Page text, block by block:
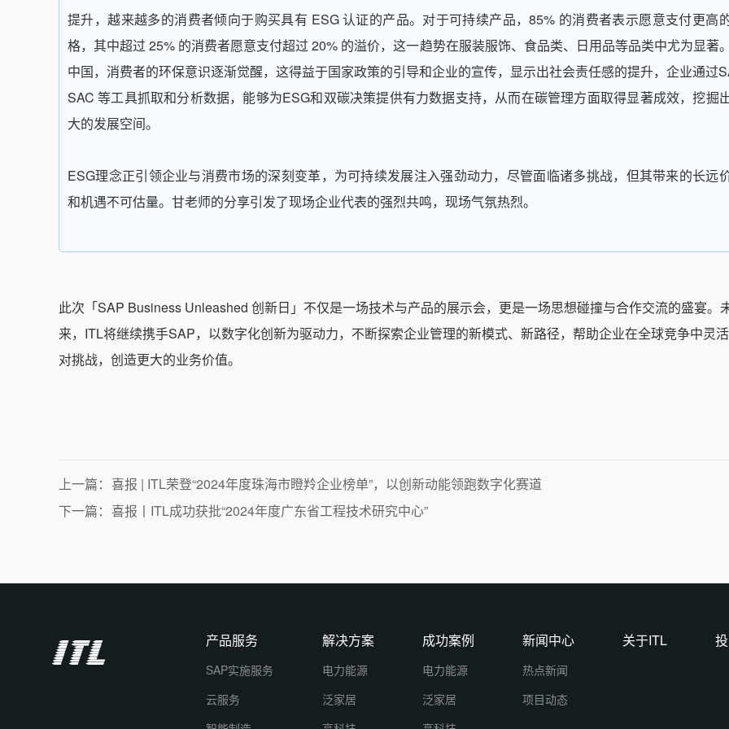
提升，越来越多的消费者倾向于购买具有 ESG 认证的产品。对于可持续产品，85% 的消费者表示愿意支付更高
格，其中超过 25% 的消费者愿意支付超过 20% 的溢价，这一趋势在服装服饰、食品类、日用品等品类中尤为显著
中国，消费者的环保意识逐渐觉醒，这得益于国家政策的引导和企业的宣传，显示出社会责任感的提升，企业通过
SAC 等工具抓取和分析数据，能够为ESG和双碳决策提供有力数据支持，从而在碳管理方面取得显著成效，挖掘
大的发展空间。
ESG理念正引领企业与消费市场的深刻变革，为可持续发展注入强劲动力，尽管面临诸多挑战，但其带来的长远
和机遇不可估量。甘老师的分享引发了现场企业代表的强烈共鸣，现场气氛热烈。
此次「SAP Business Unleashed 创新日」不仅是一场技术与产品的展示会，更是一场思想碰撞与合作交流的盛宴。
来，ITL将继续携手SAP，以数字化创新为驱动力，不断探索企业管理的新模式、新路径，帮助企业在全球竞争中灵
对挑战，创造更大的业务价值。
上一篇： 喜报 | ITL荣登“2024年度珠海市瞪羚企业榜单”，以创新动能领跑数字化赛道
下一篇： 喜报丨ITL成功获批“2024年度广东省工程技术研究中心”
产品服务
SAP实施服务
云服务
解决方案
电力能源
泛家居
成功案例
电力能源
泛家居
新闻中心
热点新闻
项目动态
关于ITL